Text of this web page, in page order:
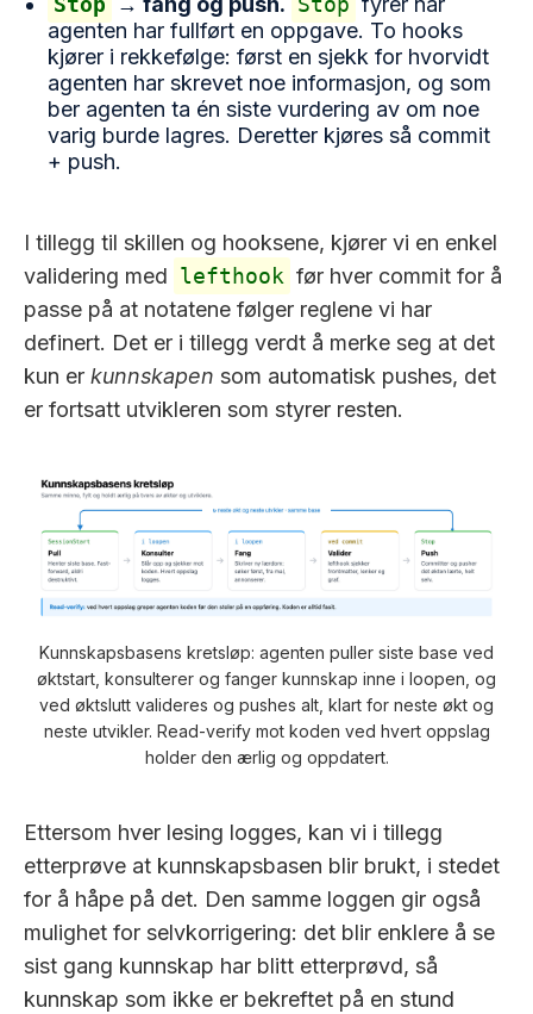
agenten har fullført en oppgave. To hooks
kjører i rekkefølge: først en sjekk for hvorvidt
agenten har skrevet noe informasjon, og som
ber agenten ta én siste vurdering av om noe
varig burde lagres. Deretter kjøres så commit
+ push.
I tillegg til skillen og hooksene, kjører vi en enkel
validering med lefthook før hver commit for å
passe på at notatene følger reglene vi har
definert. Det er i tillegg verdt å merke seg at det
kun er kunnskapen som automatisk pushes, det
er fortsatt utvikleren som styrer resten.
Kunnskapsbasens kretsløp: agenten puller siste base ved
øktstart, konsulterer og fanger kunnskap inne i loopen, og
ved øktslutt valideres og pushes alt, klart for neste økt og
neste utvikler. Read-verify mot koden ved hvert oppslag
holder den ærlig og oppdatert.
Ettersom hver lesing logges, kan vi i tillegg
etterprøve at kunnskapsbasen blir brukt, i stedet
for å håpe på det. Den samme loggen gir også
mulighet for selvkorrigering: det blir enklere å se
sist gang kunnskap har blitt etterprøvd, så
kunnskap som ikke er bekreftet på en stund